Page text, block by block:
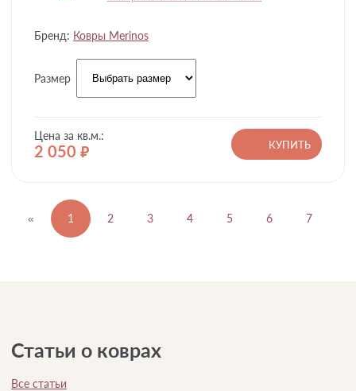
Бренд: Ковры Merinos
Размер
Цена за кв.м.:
2 050 руб.
КУПИТЬ
« 1 2 3 4 5 6 7
Статьи о коврах
Все статьи